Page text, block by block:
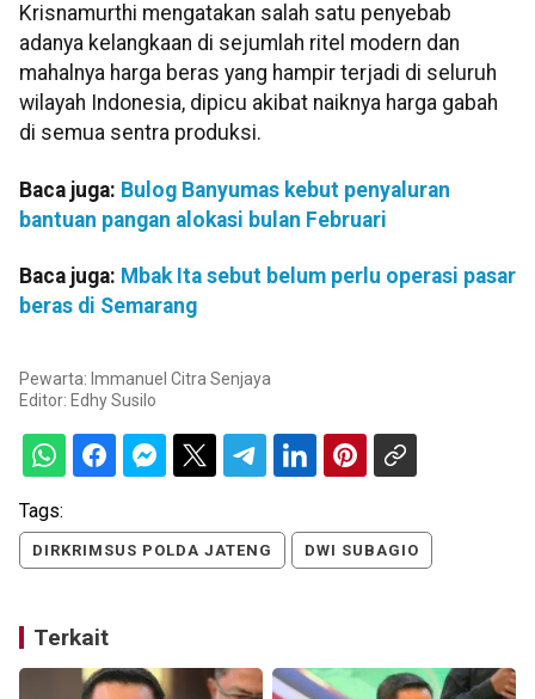
Krisnamurthi mengatakan salah satu penyebab
adanya kelangkaan di sejumlah ritel modern dan
mahalnya harga beras yang hampir terjadi di seluruh
wilayah Indonesia, dipicu akibat naiknya harga gabah
di semua sentra produksi.
Baca juga: Bulog Banyumas kebut penyaluran
bantuan pangan alokasi bulan Februari
Baca juga: Mbak Ita sebut belum perlu operasi pasar
beras di Semarang
Pewarta: Immanuel Citra Senjaya
Editor: Edhy Susilo
Tags:
DIRKRIMSUS POLDA JATENG DWI SUBAGIO
Terkait